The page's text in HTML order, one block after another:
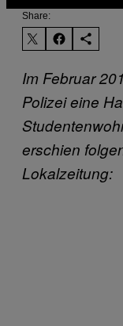
Share:
Im Februar
Polizei eine
erschien
Lokalzeitung: